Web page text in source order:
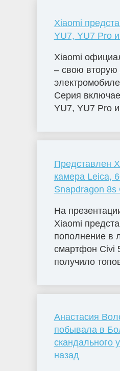
Xiaomi
YU7, YU7 Pro
Xiaomi
– свою вторую
Серия
YU7, YU7 Pro
Представлен
камера Leica,
Snapdragon 8s
На
Xiaomi
пополнение в
смартфон Civi
получило
Анастасия
побывала в
скандального
назад